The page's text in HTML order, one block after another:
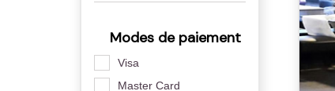
Modes de paiement
Visa
Master Card